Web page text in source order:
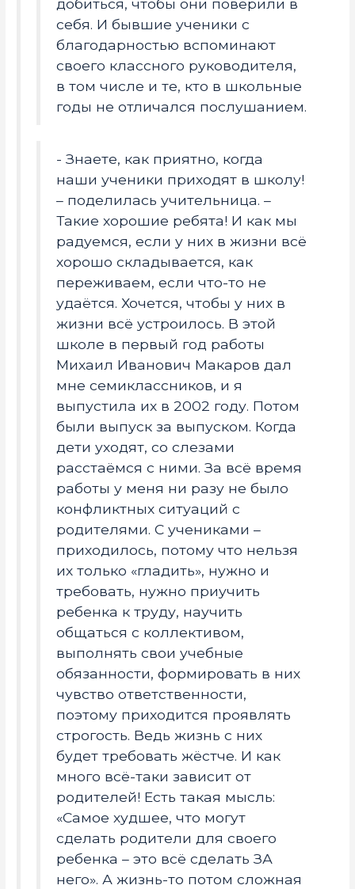
добиться, чтобы они поверили в
себя. И бывшие ученики с
благодарностью вспоминают
своего классного руководителя,
в том числе и те, кто в школьные
годы не отличался послушанием.
- Знаете, как приятно, когда
наши ученики приходят в школу!
– поделилась учительница. –
Такие хорошие ребята! И как мы
радуемся, если у них в жизни всё
хорошо складывается, как
переживаем, если что-то не
удаётся. Хочется, чтобы у них в
жизни всё устроилось. В этой
школе в первый год работы
Михаил Иванович Макаров дал
мне семиклассников, и я
выпустила их в 2002 году. Потом
были выпуск за выпуском. Когда
дети уходят, со слезами
расстаёмся с ними. За всё время
работы у меня ни разу не было
конфликтных ситуаций с
родителями. С учениками –
приходилось, потому что нельзя
их только «гладить», нужно и
требовать, нужно приучить
ребенка к труду, научить
общаться с коллективом,
выполнять свои учебные
обязанности, формировать в них
чувство ответственности,
поэтому приходится проявлять
строгость. Ведь жизнь с них
будет требовать жёстче. И как
много всё-таки зависит от
родителей! Есть такая мысль:
«Самое худшее, что могут
сделать родители для своего
ребенка – это всё сделать ЗА
него». А жизнь-то потом сложная